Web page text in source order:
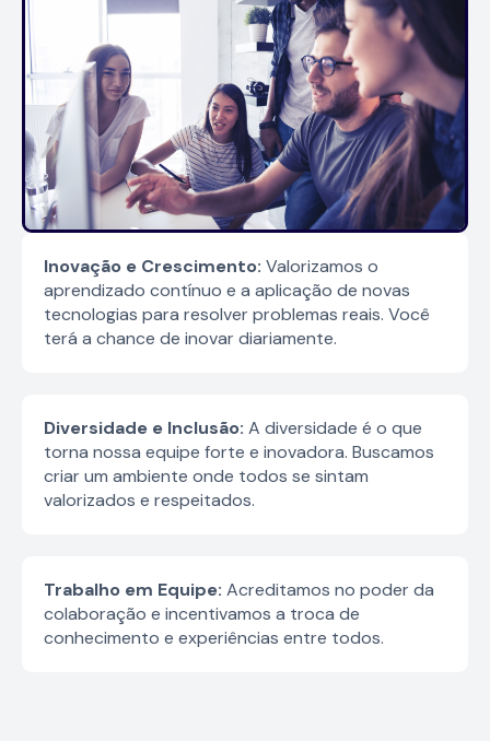
Inovação e Crescimento: Valorizamos o
aprendizado contínuo e a aplicação de novas
tecnologias para resolver problemas reais. Você
terá a chance de inovar diariamente.
Diversidade e Inclusão: A diversidade é o que
torna nossa equipe forte e inovadora. Buscamos
criar um ambiente onde todos se sintam
valorizados e respeitados.
Trabalho em Equipe: Acreditamos no poder da
colaboração e incentivamos a troca de
conhecimento e experiências entre todos.